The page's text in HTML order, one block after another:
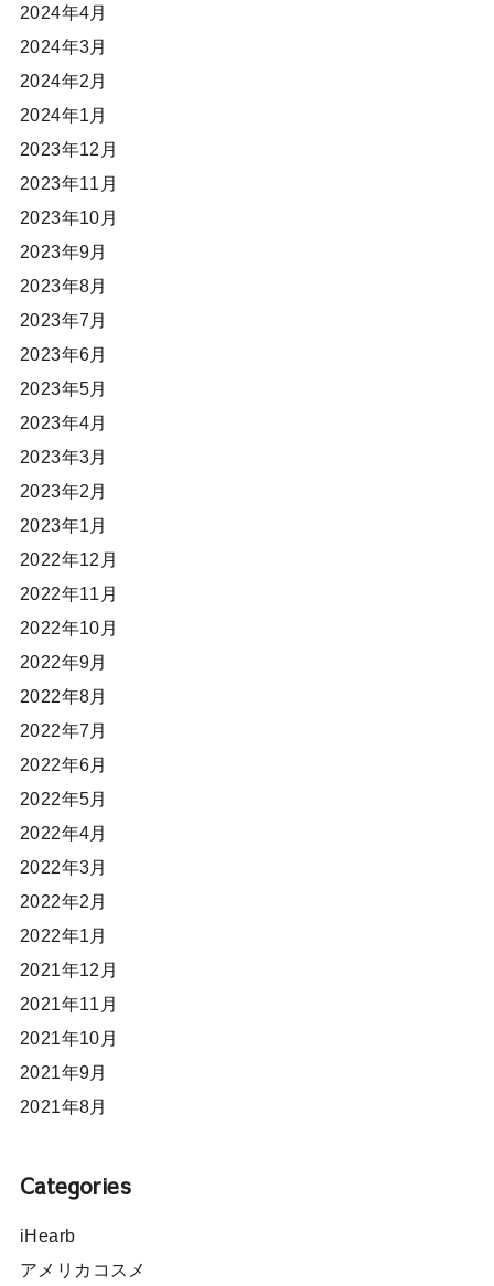
2024年4月
2024年3月
2024年2月
2024年1月
2023年12月
2023年11月
2023年10月
2023年9月
2023年8月
2023年7月
2023年6月
2023年5月
2023年4月
2023年3月
2023年2月
2023年1月
2022年12月
2022年11月
2022年10月
2022年9月
2022年8月
2022年7月
2022年6月
2022年5月
2022年4月
2022年3月
2022年2月
2022年1月
2021年12月
2021年11月
2021年10月
2021年9月
2021年8月
Categories
iHearb
アメリカコスメ